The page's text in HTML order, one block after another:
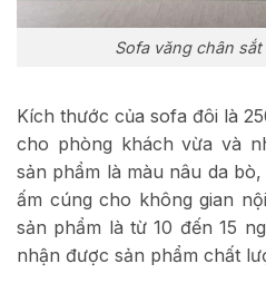
Sofa văng chân
Kích thước của sofa đôi là
cho phòng khách vừa và
sản phẩm là màu nâu da
ấm cúng cho không gian
sản phẩm là từ 10 đến 15
nhận được sản phẩm chất